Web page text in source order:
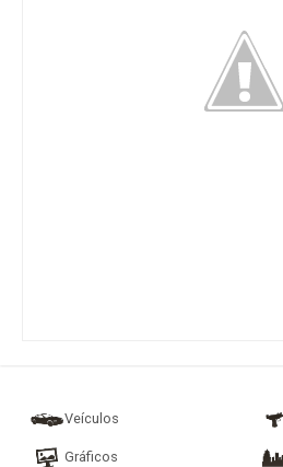
Veículos
Gráficos